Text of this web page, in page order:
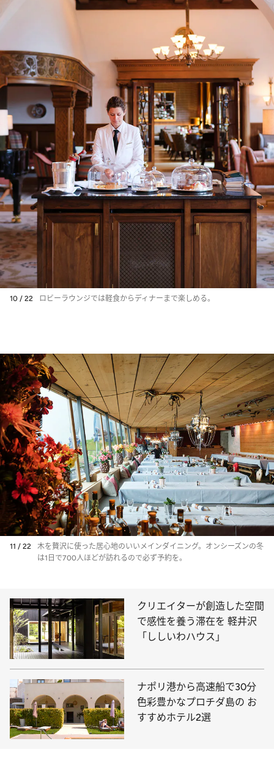
10 / 22 ロビーラウンジでは軽食からディナーまで楽しめる。
11 / 22
木を贅沢に使った居心地のいいメインダイニング。オンシーズンの冬
は1日で700人ほどが訪れるので必ず予約を。
クリエイターが創造した空間
で感性を養う滞在を 軽井沢
「ししいわハウス」
ナポリ港から高速船で30分
色彩豊かなプロチダ島の お
すすめホテル2選